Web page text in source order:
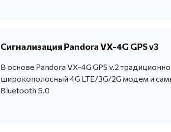
Сигнализация Pandora VX-4G GPS v3
В основе Pandora VX-4G GPS v.2
широкополосный 4G LTE/3G/2G модем и
Bluetooth 5.0